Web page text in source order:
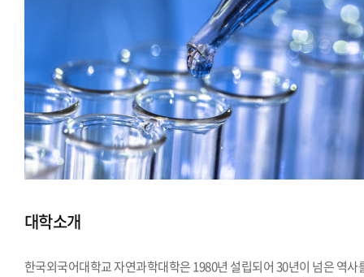
대학소개
한국외국어대학교 자연과학대학은 1980년 설립되어 30년이 넘은 역사